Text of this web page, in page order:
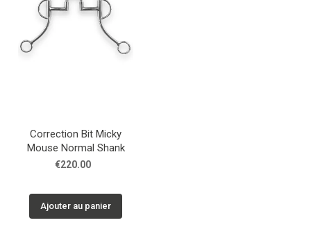
Correction Bit Micky
Mouse Normal Shank
€220.00
Ajouter au panier